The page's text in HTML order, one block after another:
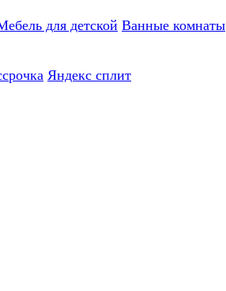
для детской Ванные комнаты
Яндекс сплит